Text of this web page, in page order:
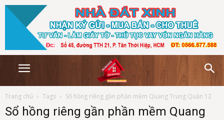
Trang chủ Tags Sổ hồng riêng gần phần mềm Quang Trung Quận 12
Sổ hồng riêng gần phần mềm Quang